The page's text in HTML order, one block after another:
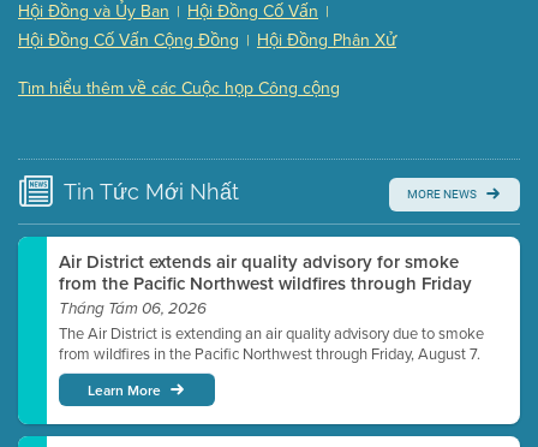
Presentation (Part 3 of 3) (168 Kb PDF , 3 pgs )
Meeting Details
Submit a comment
time.
Watch for real-time closed captioning with agenda
Learn more
Hội Đồng và Ủy Ban | Hội Đồng Cố Vấn |
Hội Đồng Cố Vấn Cộng Đồng | Hội Đồng Phân Xử
Tìm hiểu thêm về các Cuộc họp Công cộng
Tin Tức Mới Nhất MORE NEWS
Air District extends air quality advisory for smoke
from the Pacific Northwest wildfires through Friday
Tháng Tám 06, 2026
The Air District is extending an air quality advisory due to smoke
from wildfires in the Pacific Northwest through Friday, August 7.
Learn More